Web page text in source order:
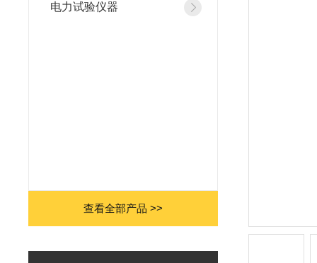
电力试验仪器
查看全部产品 >>